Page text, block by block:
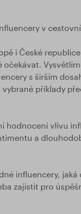
v
i České
s širším
příklady
hodnocení vlivu
a
influencery, jaká
zajistit pro